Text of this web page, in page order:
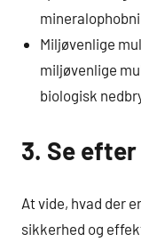
Miljøvenlige
miljøvenlige
biologisk
3. Se
At vide, hvad der
sikkerhed og